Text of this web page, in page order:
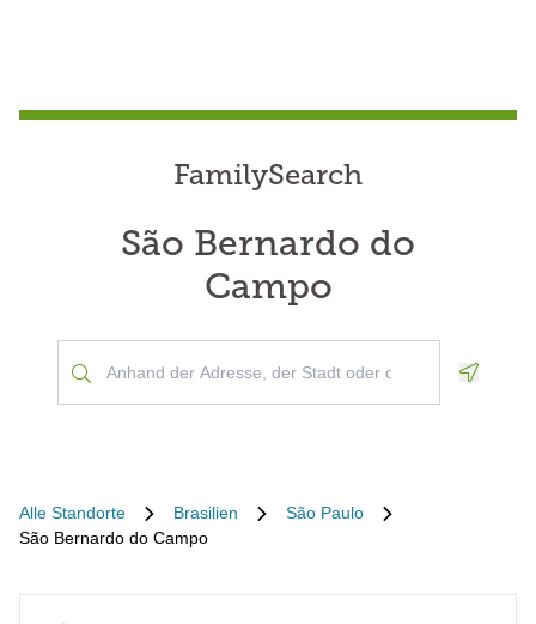
FamilySearch
São Bernardo do
Campo
Alle Standorte Brasilien
São Paulo
São Bernardo do Campo